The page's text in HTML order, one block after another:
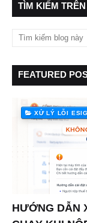
TÌM KIẾM
FEATURED
XỬ LÝ LỖI
HƯỚNG DẪN